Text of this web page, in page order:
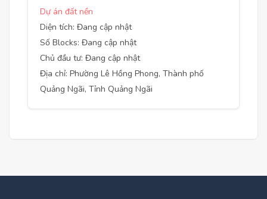
Dự án đất nền
Diện tích: Đang cập nhật
Số Blocks: Đang cập nhật
Chủ đầu tư: Đang cập nhật
Địa chỉ: Phường Lê Hồng Phong, Thành phố
Quảng Ngãi, Tỉnh Quảng Ngãi